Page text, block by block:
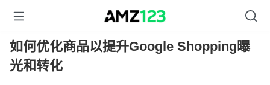
如何优化商品以提升Google Shopping曝
光和转化